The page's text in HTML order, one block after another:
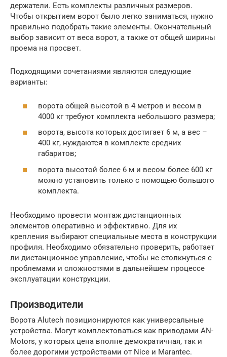
держатели. Есть комплекты различных размеров.
Чтобы открытием ворот было легко заниматься, нужно
правильно подобрать такие элементы. Окончательный
выбор зависит от веса ворот, а также от общей ширины
проема на просвет.
Подходящими сочетаниями являются следующие
варианты:
ворота общей высотой в 4 метров и весом в
4000 кг требуют комплекта небольшого размера;
ворота, высота которых достигает 6 м, а вес –
400 кг, нуждаются в комплекте средних
габаритов;
ворота высотой более 6 м и весом более 600 кг
можно установить только с помощью большого
комплекта.
Необходимо провести монтаж дистанционных
элементов оперативно и эффективно. Для их
крепления выбирают специальные места в конструкции
профиля. Необходимо обязательно проверить, работает
ли дистанционное управление, чтобы не столкнуться с
проблемами и сложностями в дальнейшем процессе
эксплуатации конструкции.
Производители
Ворота Alutech позиционируются как универсальные
устройства. Могут комплектоваться как приводами AN-
Motors, у которых цена вполне демократичная, так и
более дорогими устройствами от Nice и Marantec.